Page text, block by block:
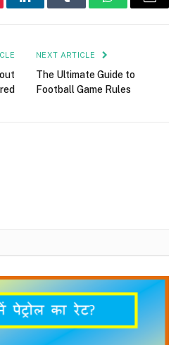
LinkedInTumblr WhatsAppEmail
NEXT ARTICLE
The Ultimate Guide to
Football Game Rules